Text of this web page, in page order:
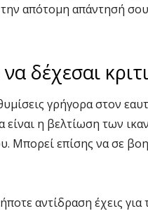
απότομη απάντησή
δέχεσαι
γρήγορα στον
είναι η βελτίωση των
Μπορεί επίσης να σε
αντίδραση έχεις